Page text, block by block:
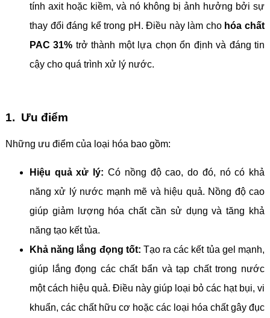
tính axit hoặc kiềm, và nó không bị ảnh hưởng bởi sự
thay đổi đáng kể trong pH. Điều này làm cho hóa chất
PAC 31% trở thành một lựa chọn ổn định và đáng tin
cậy cho quá trình xử lý nước.
1. Ưu điểm
Những ưu điểm của loại hóa bao gồm:
Hiệu quả xử lý: Có nồng độ cao, do đó, nó có khả
năng xử lý nước mạnh mẽ và hiệu quả. Nồng độ cao
giúp giảm lượng hóa chất cần sử dụng và tăng khả
năng tạo kết tủa.
Khả năng lắng đọng tốt: Tạo ra các kết tủa gel mạnh,
giúp lắng đọng các chất bẩn và tạp chất trong nước
một cách hiệu quả. Điều này giúp loại bỏ các hạt bụi, vi
khuẩn, các chất hữu cơ hoặc các loại hóa chất gây đục